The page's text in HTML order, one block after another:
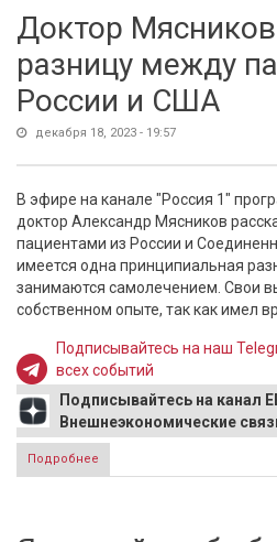
Доктор
разницу между
России и США
декабря 18, 2023 - 19:57
В эфире на канале "Россия 1"
доктор Александр Мясников
пациентами из России и
имеется одна принципиальная
занимаются самолечением. Свои
собственном опыте, так как имел
Подписывайтесь на наш
всех событий
Подписывайтесь на канал
Внешнеэкономические
Подробнее
из